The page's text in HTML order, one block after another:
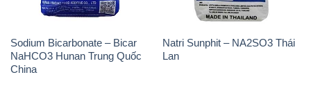
Sodium Bicarbonate – Bicar
NaHCO3 Hunan Trung Quốc
China
Natri Sunphit – NA2SO3 Thái
Lan